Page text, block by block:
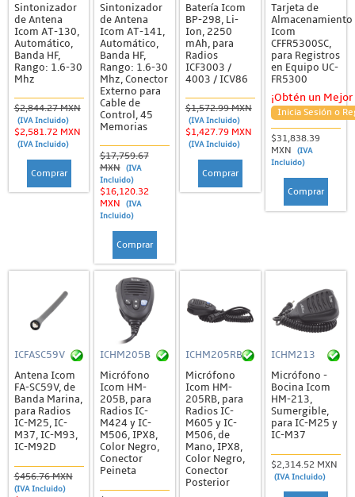
Sintonizador
de Antena
Icom AT-130,
Automático,
Banda HF,
Rango: 1.6-30
Mhz
$2,844.27 MXN
(IVA Incluido)
$2,581.72 MXN
(IVA Incluido)
Comprar
Sintonizador
de Antena
Icom AT-141,
Automático,
Banda HF,
Rango: 1.6-30
Mhz, Conector
Externo para
Cable de
Control, 45
Memorias
$17,759.67
MXN
(IVA
Incluido)
$16,120.32
MXN
(IVA
Incluido)
Comprar
Batería Icom
BP-298, Li-
Ion, 2250
mAh, para
Radios
ICF3003 /
4003 / ICV86
$1,572.99 MXN
(IVA Incluido)
$1,427.79 MXN
(IVA Incluido)
Comprar
Tarjeta de
Almacenamiento
Icom
CFFR5300SC,
para Registros
en Equipo UC-
FR5300
¡Obtén un
Inicia Sesión o
$31,838.39
MXN
(IVA
Incluido)
Comprar
ICFASC59V
Antena Icom
FA-SC59V, de
Banda Marina,
para Radios
IC-M25, IC-
M37, IC-M93,
IC-M92D
$456.76 MXN
(IVA Incluido)
ICHM205B
Micrófono
Icom HM-
205B, para
Radios IC-
M424 y IC-
M506, IPX8,
Color Negro,
Conector
Peineta
ICHM205RB
Micrófono
Icom HM-
205RB, para
Radios IC-
M605 y IC-
M506, de
Mano, IPX8,
Color Negro,
Conector
Posterior
ICHM213
Micrófono -
Bocina Icom
HM-213,
Sumergible,
para IC-M25 y
IC-M37
$2,314.52 MXN
(IVA Incluido)